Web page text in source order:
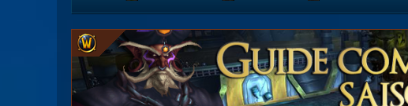
Coeur
Races alliées